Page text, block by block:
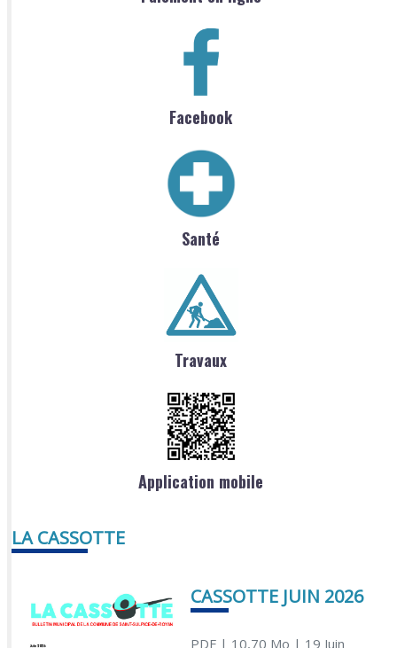
Facebook
Santé
Travaux
Application mobile
LA CASSOTTE
CASSOTTE JUIN 2026
PDF| 10,70 Mo | 19 Juin